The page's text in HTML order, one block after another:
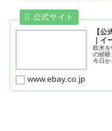
【
｜
欧米
の経
今日か
www.ebay.co.jp